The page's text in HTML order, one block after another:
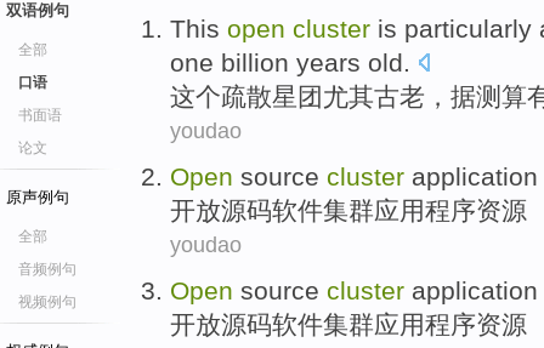
双语例句
全部
口语
书面语
论文
原声例句
全部
音频例句
视频例句
This open cluster is particularly
one billion years old.
这个疏散星团尤其古老 ，据测算
youdao
Open source cluster application
开放源码软件集群应用程序资源
youdao
Open source cluster application
开放源码软件集群应用程序资源